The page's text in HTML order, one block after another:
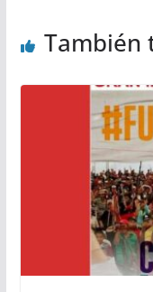
También